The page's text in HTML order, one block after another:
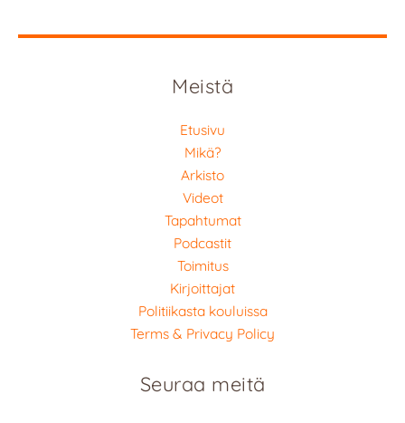
Meistä
Etusivu
Mikä?
Arkisto
Videot
Tapahtumat
Podcastit
Toimitus
Kirjoittajat
Politiikasta kouluissa
Terms & Privacy Policy
Seuraa meitä